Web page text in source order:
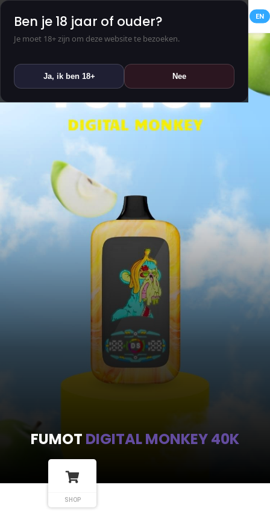
Ben je 18 jaar of ouder?
Je moet 18+ zijn om deze website te bezoeken.
Ja, ik ben 18+ Nee
EN
FUMOT DIGITAL MONKEY 40K
SHOP